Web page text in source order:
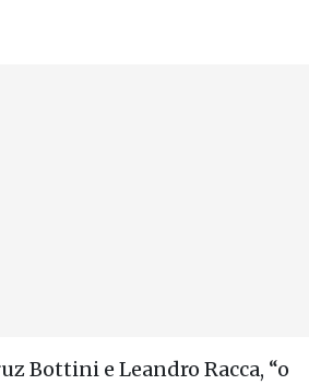
Bottini e Leandro Racca, “o